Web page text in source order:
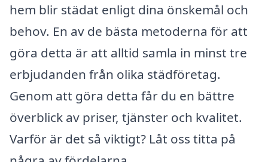
hem blir städat enligt dina önskemål och
behov. En av de bästa metoderna för att
göra detta är att alltid samla in minst tre
erbjudanden från olika städföretag.
Genom att göra detta får du en bättre
överblick av priser, tjänster och kvalitet.
Varför är det så viktigt? Låt oss titta på